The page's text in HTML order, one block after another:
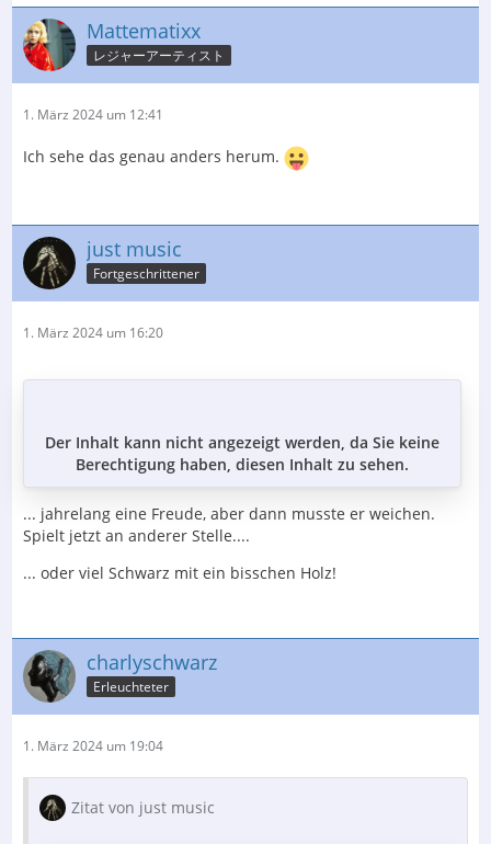
Mattematixx
レジャーアーティスト
1. März 2024 um 12:41
Ich sehe das genau anders herum.
just music
Fortgeschrittener
1. März 2024 um 16:20
Der Inhalt kann nicht angezeigt werden, da Sie keine
Berechtigung haben, diesen Inhalt zu sehen.
... jahrelang eine Freude, aber dann musste er weichen.
Spielt jetzt an anderer Stelle....
... oder viel Schwarz mit ein bisschen Holz!
charlyschwarz
Erleuchteter
1. März 2024 um 19:04
Zitat von just music